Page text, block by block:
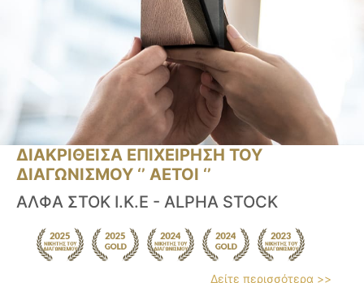
ΔΙΑΚΡΙΘΕΙΣΑ ΕΠΙΧΕΙΡΗΣΗ ΤΟΥ
ΔΙΑΓΩΝΙΣΜΟΥ ‘’ ΑΕΤΟΙ ‘’
ΑΛΦΑ ΣΤΟΚ Ι.Κ.Ε - ALPHA STOCK
Δείτε περισσότερα >>